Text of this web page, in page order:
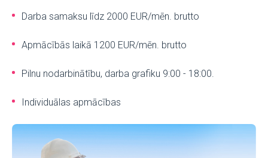
Darba samaksu līdz 2000 EUR/mēn. brutto
Apmācībās laikā 1200 EUR/mēn. brutto
Pilnu nodarbinātību, darba grafiku 9:00 - 18:00.
Individuālas apmācības